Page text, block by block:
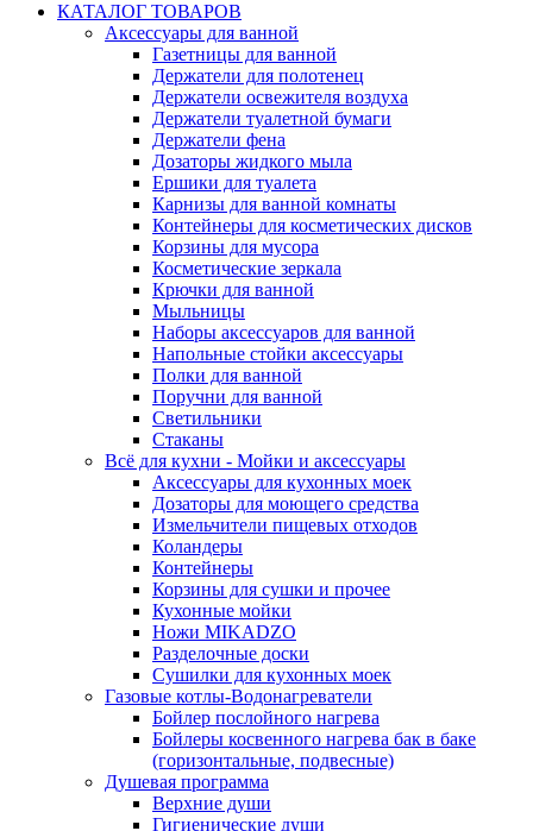
КАТАЛОГ ТОВАРОВ
Аксессуары для ванной
Газетницы для ванной
Держатели для полотенец
Держатели освежителя воздуха
Держатели туалетной бумаги
Держатели фена
Дозаторы жидкого мыла
Ершики для туалета
Карнизы для ванной комнаты
Контейнеры для косметических дисков
Корзины для мусора
Косметические зеркала
Крючки для ванной
Мыльницы
Наборы аксессуаров для ванной
Напольные стойки аксессуары
Полки для ванной
Поручни для ванной
Светильники
Стаканы
Всё для кухни - Мойки и аксессуары
Аксессуары для кухонных моек
Дозаторы для моющего средства
Измельчители пищевых отходов
Коландеры
Контейнеры
Корзины для сушки и прочее
Кухонные мойки
Ножи MIKADZO
Разделочные доски
Сушилки для кухонных моек
Газовые котлы-Водонагреватели
Бойлер послойного нагрева
Бойлеры косвенного нагрева бак в баке
(горизонтальные, подвесные)
Душевая программа
Верхние души
Гигиенические души